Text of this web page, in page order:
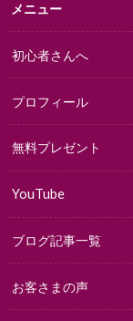
メニュー
初心者さんへ
プロフィール
無料プレゼント
YouTube
ブログ記事一覧
お客さまの声